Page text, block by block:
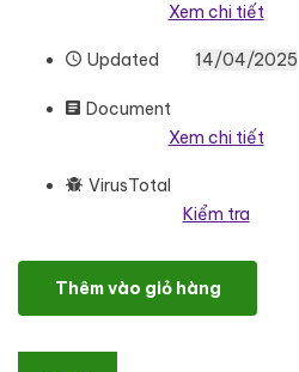
Xem chi tiết
Updated 14/04/2025
Document
Xem chi tiết
VirusTotal
Kiểm tra
Egrowit - Digital Marketing
Thêm vào giỏ hàng